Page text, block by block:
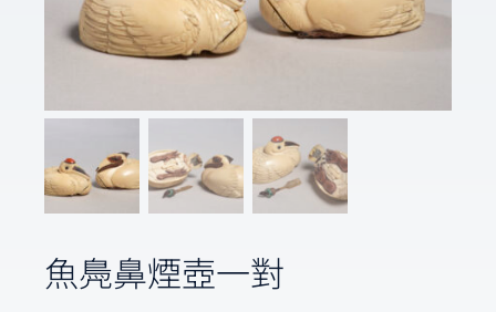
魚鳧鼻煙壺一對